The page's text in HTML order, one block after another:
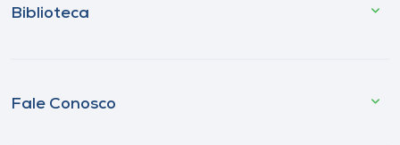
Biblioteca
Fale Conosco